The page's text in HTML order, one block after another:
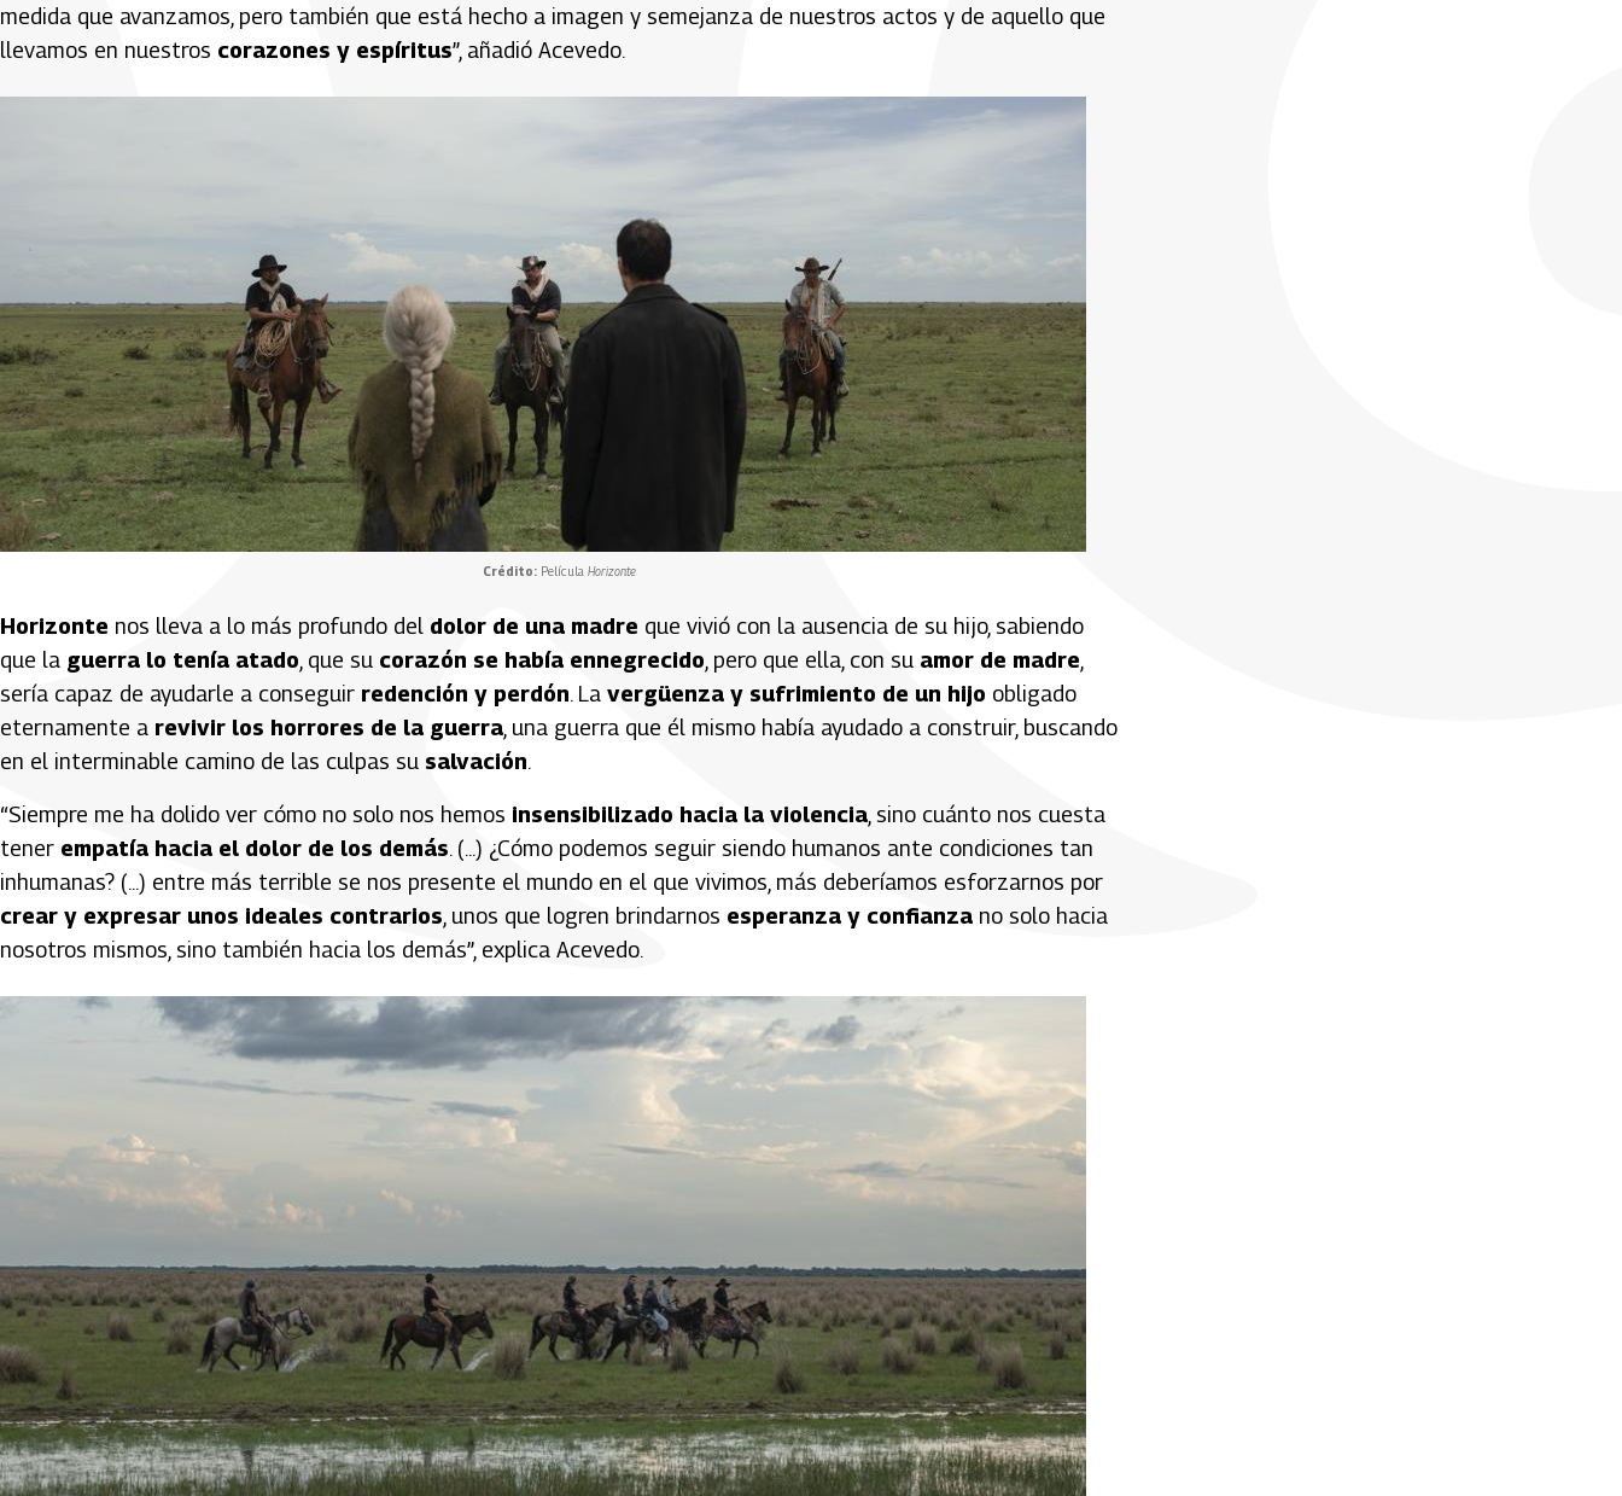
medida que avanzamos, pero también que está hecho a imagen y semejanza de nuestros actos y de aquello que
llevamos en nuestros corazones y espíritus”, añadió Acevedo.
Crédito:Película Horizonte
Horizonte nos lleva a lo más profundo del dolor de una madre que vivió con la ausencia de su hijo, sabiendo
que la guerra lo tenía atado , que su corazón se había ennegrecido , pero que ella, con su amor de madre
sería capaz de ayudarle a conseguir redención y perdón. La vergüenza y sufrimiento de un hijo obligado
eternamente a revivir los horrores de la guerra , una guerra que él mismo había ayudado a construir, buscando
en el interminable camino de las culpas su salvación.
“Siempre me ha dolido ver cómo no solo nos hemos insensibilizado hacia la violencia , sino cuánto nos cuesta
tener empatía hacia el dolor de los demás. (...) ¿Cómo podemos seguir siendo humanos ante condiciones tan
inhumanas? (...) entre más terrible se nos presente el mundo en el que vivimos, más deberíamos esforzarnos por
crear y expresar unos ideales contrarios , unos que logren brindarnos esperanza y confianza no solo hacia
nosotros mismos, sino también hacia los demás”, explica Acevedo.